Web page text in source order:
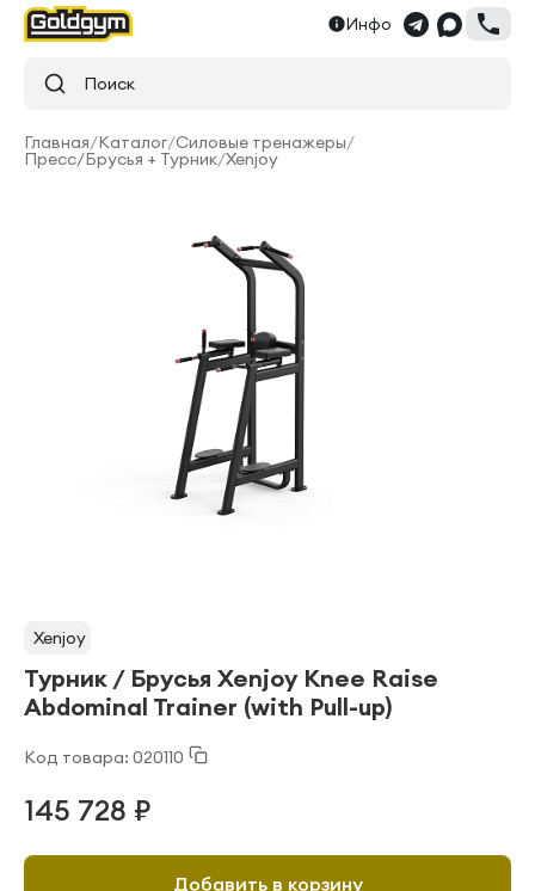
Инфо
Поиск
Главная/Каталог/Силовые тренажеры/
Пресс/Брусья + Турник/Xenjoy
Xenjoy
Турник / Брусья Xenjoy Knee Raise
Abdominal Trainer (with Pull-up)
Код товара: 020110
145 728 ₽
Добавить в корзину